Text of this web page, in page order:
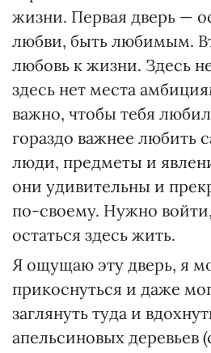
жизни. Первая дверь —
любви, быть любимым.
любовь к жизни. Здесь
здесь нет места
важно, чтобы тебя
гораздо важнее любить
люди, предметы и
они удивительны и
по-своему. Нужно
остаться здесь жить.
Я ощущаю эту дверь, я
прикоснуться и даже
заглянуть туда и
апельсиновых деревьев